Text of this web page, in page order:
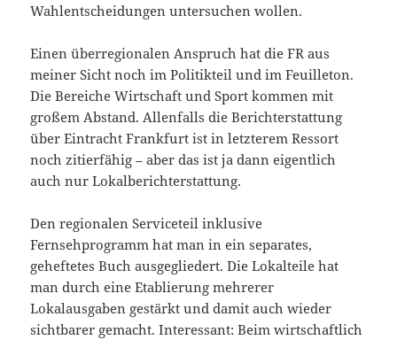
Wahlentscheidungen untersuchen wollen.
Einen überregionalen Anspruch hat die FR aus
meiner Sicht noch im Politikteil und im Feuilleton.
Die Bereiche Wirtschaft und Sport kommen mit
großem Abstand. Allenfalls die Berichterstattung
über Eintracht Frankfurt ist in letzterem Ressort
noch zitierfähig – aber das ist ja dann eigentlich
auch nur Lokalberichterstattung.
Den regionalen Serviceteil inklusive
Fernsehprogramm hat man in ein separates,
geheftetes Buch ausgegliedert. Die Lokalteile hat
man durch eine Etablierung mehrerer
Lokalausgaben gestärkt und damit auch wieder
sichtbarer gemacht. Interessant: Beim wirtschaftlich